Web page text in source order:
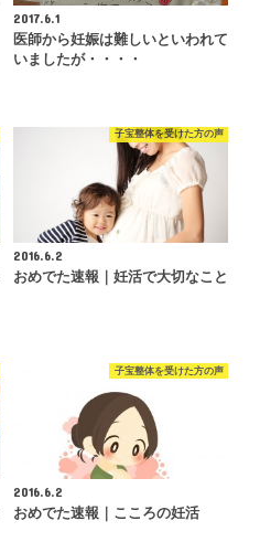
2017.6.1
医師から妊娠は難しいといわれて
いましたが・・・・
子宝整体を受けた方の声
2016.6.2
おめでた速報｜妊活で大切なこと
子宝整体を受けた方の声
2016.6.2
おめでた速報｜こころの妊活